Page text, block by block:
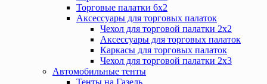
Торговые палатки 6х2
Аксессуары для торговых палаток
Чехол для торговой палатки 2х2
Аксессуары для торговых палаток
Каркасы для торговых палаток
Чехол для торговой палатки 2х3
Автомобильные тенты